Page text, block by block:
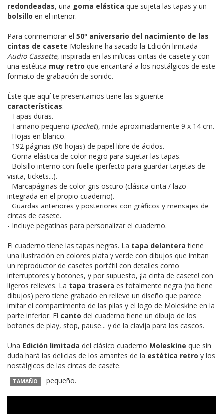
redondeadas, una goma elástica que sujeta las tapas y un
bolsillo en el interior.
Para conmemorar el 50º aniversario del nacimiento de las
cintas de casete Moleskine ha sacado la Edición limitada
Audio Cassette, inspirada en las míticas cintas de casete y con
una estética muy retro que encantará a los nostálgicos de este
formato de grabación de sonido.
Éste que aquí te presentamos tiene las siguiente
características:
- Tapas duras.
- Tamaño pequeño (pocket), mide aproximadamente 9 x 14 cm.
- Hojas en blanco.
- 192 páginas (96 hojas) de papel libre de ácidos.
- Goma elástica de color negro para sujetar las tapas.
- Bolsillo interno con fuelle (perfecto para guardar tarjetas de
visita, tickets...).
- Marcapáginas de color gris oscuro (clásica cinta / lazo
integrada en el propio cuaderno).
- Guardas anteriores y posteriores con gráficos y mensajes de
cintas de casete.
- Incluye pegatinas para personalizar el cuaderno.
El cuaderno tiene las tapas negras. La tapa delantera tiene
una ilustración en colores plata y verde con dibujos que imitan
un reproductor de casetes portátil con detalles como
interruptores y botones, y por supuesto, ¡la cinta de casete! con
ligeros relieves. La tapa trasera es totalmente negra (no tiene
dibujos) pero tiene grabado en relieve un diseño que parece
imitar el compartimento de las pilas y el logo de Moleskine en la
parte inferior. El canto del cuaderno tiene un dibujo de los
botones de play, stop, pause... y de la clavija para los cascos.
Una Edición limitada del clásico cuaderno Moleskine que sin
duda hará las delicias de los amantes de la estética retro y los
nostálgicos de las cintas de casete.
TAMAÑO pequeño.